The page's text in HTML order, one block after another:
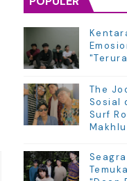
The
Sosial
Surf